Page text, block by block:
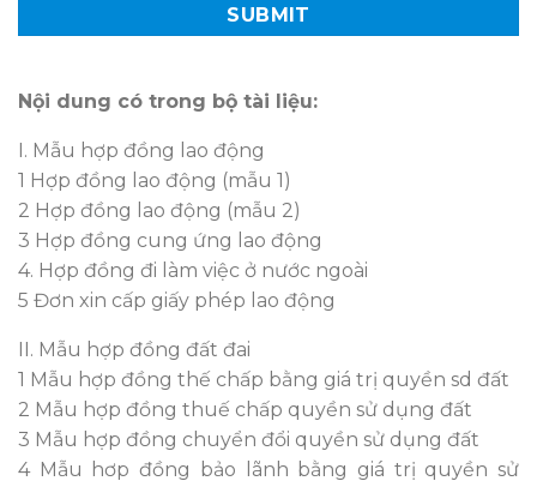
Nội dung có trong bộ tài liệu:
I. Mẫu hợp đồng lao động
1 Hợp đồng lao động (mẫu 1)
2 Hợp đồng lao động (mẫu 2)
3 Hợp đồng cung ứng lao động
4. Hợp đồng đi làm việc ở nước ngoài
5 Đơn xin cấp giấy phép lao động
II. Mẫu hợp đồng đất đai
1 Mẫu hợp đồng thế chấp bằng giá trị quyền sd đất
2 Mẫu hợp đồng thuế chấp quyền sử dụng đất
3 Mẫu hợp đồng chuyển đổi quyền sử dụng đất
4 Mẫu hơp đồng bảo lãnh bằng giá trị quyền sử